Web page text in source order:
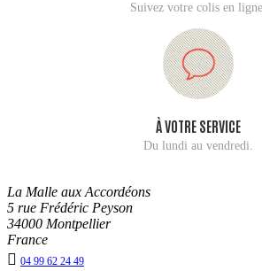
Suivez votre colis en
À VOTRE SERVICE
Du lundi au vendredi.
La Malle aux Accordéons
5 rue Frédéric Peyson
34000 Montpellier
France
 04 99 62 24 49